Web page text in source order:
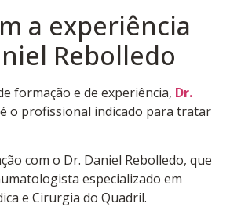
a experiência
Rebolledo
formação e de experiência, Dr.
é o profissional indicado para tratar
com o Dr. Daniel Rebolledo, que
especializado em
e Cirurgia do Quadril.